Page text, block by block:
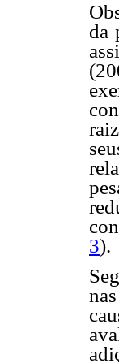
da
3).